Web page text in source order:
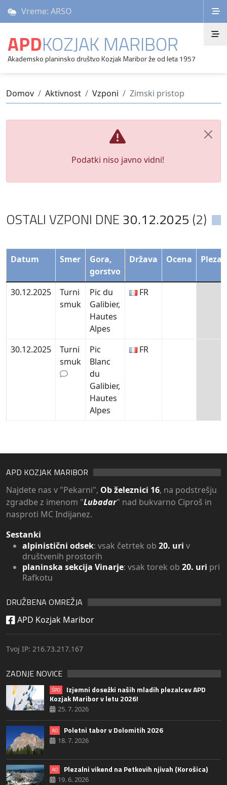
Vreme: ARSO
APDKOZJAK MARIBOR
Akademsko planinsko društvo Kozjak Maribor že od leta 1957
Domov Aktivnost Vzponi Zimski pristop
Podatki niso javno vidni!
OSTALI VZPONI DNE 30.12.2025 (2)
Datum Smer
Gora,
gorstvo
Država Ocena
30.12.2025
Turni
smuk
Pic du
Galibier,
Hautes
Alpes
FR
30.12.2025
Turni
smuk
Pic
Blanc
du
Galibier,
Hautes
Alpes
FR
APD KOZJAK MARIBOR
Najdete nas v "Pekarni", Ob železnici 16, na podstrešju
zgradbe z imenom "Lubadar" nad bukvarno Ciproš in
nasproti MC Indijanez.
Sestanki
alpinistični odsek: vsak četrtek ob 20. uri v
društvenih prostorih
planinska sekcija Vinarje: vsak torek ob 20. uri pri
Rafkotu
DRUŽBENA OMREŽJA
APD Kozjak Maribor
Tvoj IP: 216.73.217.167
ZADNJE NOVICE
ŠPO
Izjemni dosežki naših mladih plezalcev APD
Kozjak Maribor v letu 2026!
25. 7. 2026
AO Poletni tabor v Dolomitih 2026
18. 7. 2026
AO Plezalni vikend na Petkovih njivah (Korošica)
19. 6. 2026